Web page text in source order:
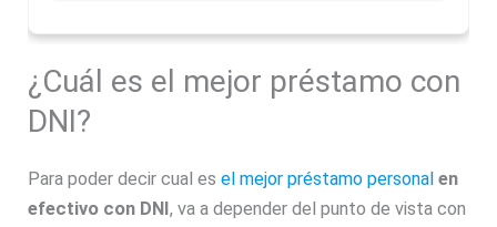
¿Cuál es el mejor préstamo con
DNI?
Para poder decir cual esel mejor préstamo personal en
efectivo con DNI, va a depender del punto de vista con